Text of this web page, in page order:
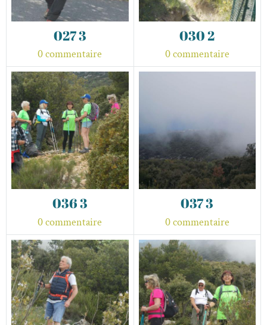
027 3
0 commentaire
030 2
0 commentaire
036 3
0 commentaire
037 3
0 commentaire